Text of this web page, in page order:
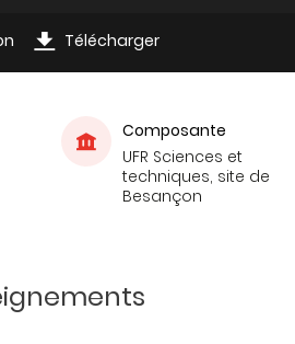
Télécharger
Composante
UFR Sciences et
techniques, site de
Besançon